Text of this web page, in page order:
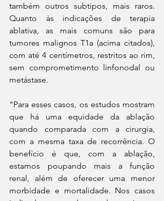
também outros subtipos, mais raros.
Quanto às indicações de terapia
ablativa, as mais comuns são para
tumores malignos T1a (acima citados),
com até 4 centímetros, restritos ao rim,
sem comprometimento linfonodal ou
metástase.
“Para esses casos, os estudos mostram
que há uma equidade da ablação
quando comparada com a cirurgia,
com a mesma taxa de recorrência. O
benefício é que, com a ablação,
estamos poupando mais a função
renal, além de oferecer uma menor
morbidade e mortalidade. Nos casos